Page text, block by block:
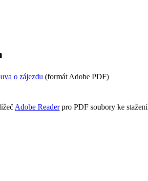
o zájezdu (formát Adobe PDF)
Adobe Readerpro PDF soubory ke stažení